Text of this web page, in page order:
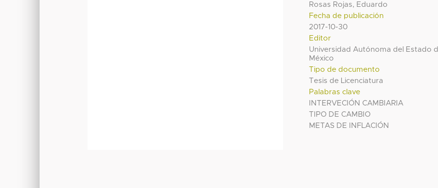
Rosas Rojas, Eduardo
Fecha de publicación
2017-10-30
Editor
Universidad Autónoma del Estado
México
Tipo de documento
Tesis de Licenciatura
Palabras clave
INTERVECIÓN CAMBIARIA
TIPO DE CAMBIO
METAS DE INFLACIÓN